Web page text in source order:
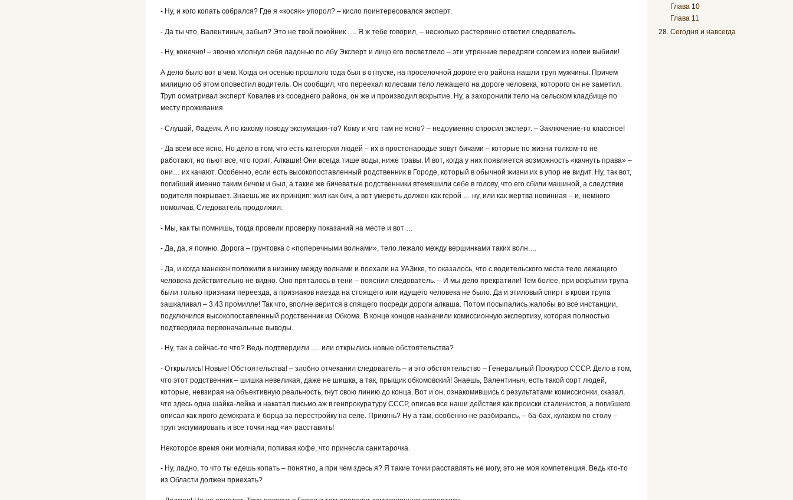
- Ну, и кого копать собрался? Где я «косяк» упорол? – кисло поинтересовался эксперт.
- Да ты что, Валентиныч, забыл? Это не твой покойник …. Я ж тебе говорил, – несколько растерянно ответил следователь.
- Ну, конечно! – звонко хлопнул себя ладонью по лбу Эксперт и лицо его посветлело – эти утренние передряги совсем из колеи выбили!
А дело было вот в чем. Когда он осенью прошлого года был в отпуске, на проселочной дороге его района нашли труп мужчины. Причем
милицию об этом оповестил водитель. Он сообщил, что переехал колесами тело лежащего на дороге человека, которого он не заметил.
Труп осматривал эксперт Ковалев из соседнего района, он же и производил вскрытие. Ну, а захоронили тело на сельском кладбище по
месту проживания.
- Слушай, Фадеич. А по какому поводу эксгумация-то? Кому и что там не ясно? – недоуменно спросил эксперт. – Заключение-то классное!
- Да всем все ясно. Но дело в том, что есть категория людей – их в простонародье зовут бичами – которые по жизни толком-то не
работают, но пьют все, что горит. Алкаши! Они всегда тише воды, ниже травы. И вот, когда у них появляется возможность «качнуть права» –
они… их качают. Особенно, если есть высокопоставленный родственник в Городе, который в обычной жизни их в упор не видит. Ну, так вот,
погибший именно таким бичом и был, а такие же бичеватые родственники втемяшили себе в голову, что его сбили машиной, а следствие
водителя покрывает. Знаешь же их принцип: жил как бич, а вот умереть должен как герой … ну, или как жертва невинная – и, немного
помолчав, Следователь продолжил:
- Мы, как ты помнишь, тогда провели проверку показаний на месте и вот …
- Да, да, я помню. Дорога – грунтовка с «поперечными волнами», тело лежало между вершинками таких волн.…
- Да, и когда манекен положили в низинку между волнами и поехали на УАЗике, то оказалось, что с водительского места тело лежащего
человека действительно не видно. Оно пряталось в тени – пояснил следователь. – И мы дело прекратили! Тем более, при вскрытии трупа
были только признаки переезда, а признаков наезда на стоящего или идущего человека не было. Да и этиловый спирт в крови трупа
зашкаливал – 3.43 промилле! Так что, вполне верится в спящего посреди дороги алкаша. Потом посыпались жалобы во все инстанции,
подключился высокопоставленный родственник из Обкома. В конце концов назначили комиссионную экспертизу, которая полностью
подтвердила первоначальные выводы.
- Ну, так а сейчас-то что? Ведь подтвердили …. или открылись новые обстоятельства?
- Открылись! Новые! Обстоятельства! – злобно отчеканил следователь – и это обстоятельство – Генеральный Прокурор СССР. Дело в том,
что этот родственник – шишка невеликая, даже не шишка, а так, прыщик обкомовский! Знаешь, Валентиныч, есть такой сорт людей,
которые, невзирая на объективную реальность, гнут свою линию до конца. Вот и он, ознакомившись с результатами комиссионки, сказал,
что здесь одна шайка-лейка и накатал письмо аж в генпрокуратуру СССР, описав все наши действия как происки сталинистов, а погибшего
описал как ярого демократа и борца за перестройку на селе. Прикинь? Ну а там, особенно не разбираясь, – ба-бах, кулаком по столу –
труп эксгумировать и все точки над «и» расставить!
Некоторое время они молчали, попивая кофе, что принесла санитарочка.
- Ну, ладно, то что ты едешь копать – понятно, а при чем здесь я? Я такие точки расставлять не могу, это не моя компетенция. Ведь кто-то
из Области должен приехать?
Глава 10
Глава 11
Сегодня и навсегда